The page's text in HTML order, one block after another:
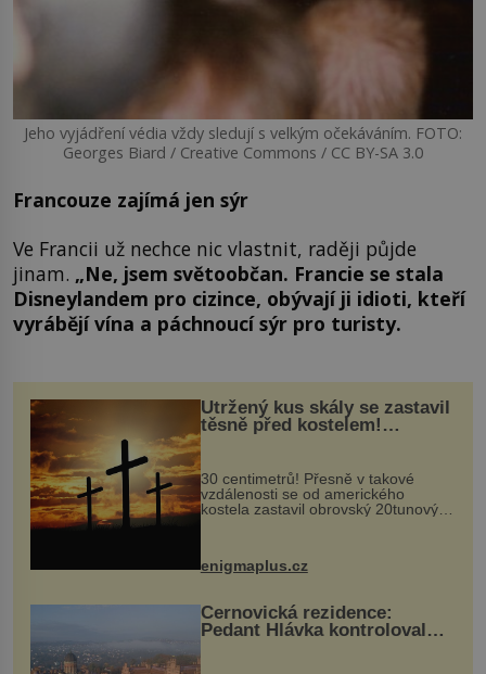
Jeho vyjádření védia vždy sledují s velkým očekáváním. FOTO:
Georges Biard / Creative Commons / CC BY-SA 3.0
Francouze zajímá jen sýr
Ve Francii už nechce nic vlastnit, raději půjde
jinam. „Ne, jsem světoobčan. Francie se stala
Disneylandem pro cizince, obývají ji idioti, kteří
vyrábějí vína a páchnoucí sýr pro turisty.
Utržený kus skály se zastavil
těsně před kostelem!
Ochránila ho boží síla?
30 centimetrů! Přesně v takové
vzdálenosti se od amerického
kostela zastavil obrovský 20tunový
...
enigmaplus.cz
Černovická rezidence:
Pedant Hlávka kontroloval